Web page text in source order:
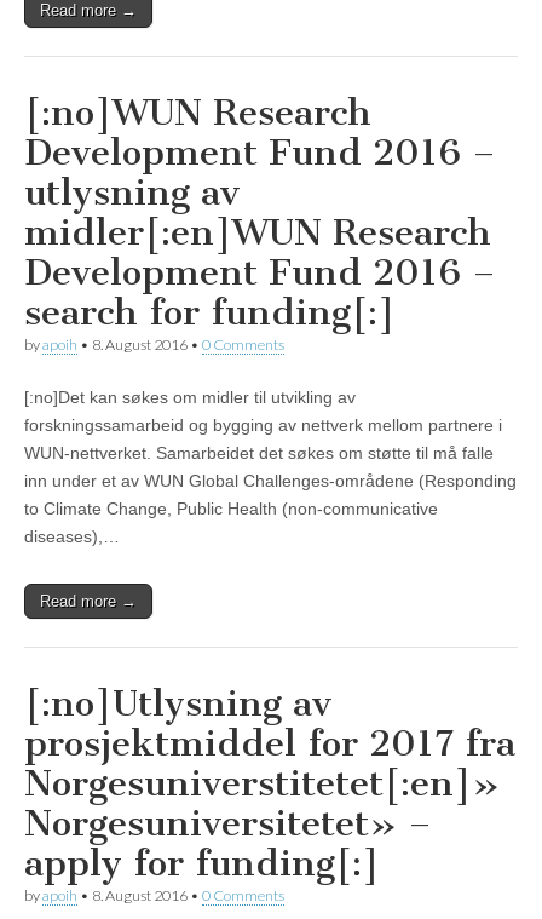
Read more →
[:no]WUN Research
Development Fund 2016 –
utlysning av
midler[:en]WUN Research
Development Fund 2016 –
search for funding[:]
byapoih • 8. August 2016 • 0 Comments
[:no]Det kan søkes om midler til utvikling av
forskningssamarbeid og bygging av nettverk mellom partnere i
WUN-nettverket. Samarbeidet det søkes om støtte til må falle
inn under et av WUN Global Challenges-områdene (Responding
to Climate Change, Public Health (non-communicative
diseases),…
Read more →
[:no]Utlysning av
prosjektmiddel for 2017 fra
Norgesuniverstitetet[:en]»
Norgesuniversitetet» –
apply for funding[:]
byapoih • 8. August 2016 • 0 Comments